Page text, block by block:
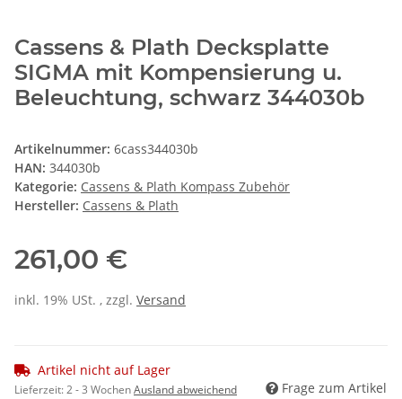
Cassens & Plath Decksplatte
SIGMA mit Kompensierung u.
Beleuchtung, schwarz 344030b
Artikelnummer: 6cass344030b
HAN: 344030b
Kategorie: Cassens & Plath Kompass Zubehör
Hersteller: Cassens & Plath
261,00 €
inkl. 19% USt. , zzgl. Versand
Artikel nicht auf Lager
Lieferzeit:2 - 3 WochenAusland abweichend Frage zum Artikel